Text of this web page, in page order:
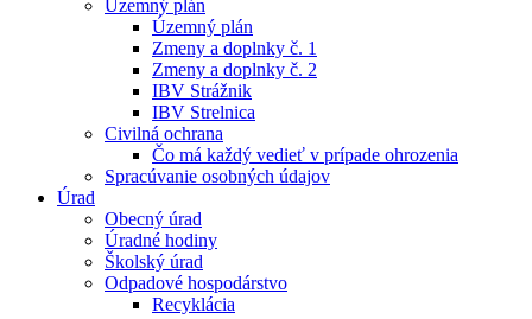
Územný plán
Územný plán
Zmeny a doplnky č. 1
Zmeny a doplnky č. 2
IBV Strážnik
IBV Strelnica
Civilná ochrana
Čo má každý vedieť v prípade ohrozenia
Spracúvanie osobných údajov
Úrad
Obecný úrad
Úradné hodiny
Školský úrad
Odpadové hospodárstvo
Recyklácia